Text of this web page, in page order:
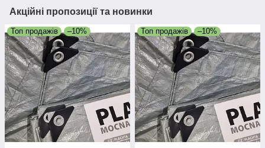
Акційні пропозиції та новинки
Топ продажів –10% Топ продажів –10%